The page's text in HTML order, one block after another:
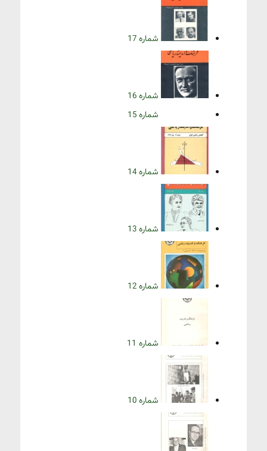
شماره 17
شماره 16
شماره 15
شماره 14
شماره 13
شماره 12
شماره 11
شماره 10